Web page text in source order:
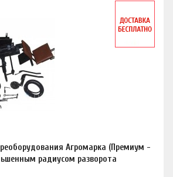
Агромарка (Премиум -
радиусом разворота